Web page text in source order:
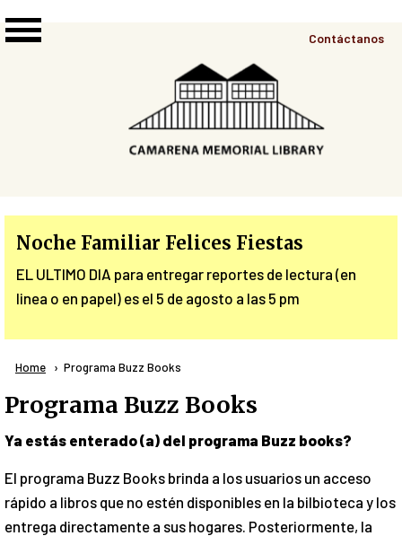
Top
Menu
Contáctanos
Noche Familiar Felices Fiestas
EL ULTIMO DIA para entregar reportes de lectura (en
linea o en papel) es el 5 de agosto a las 5 pm
Breadcrumb
Home Current:
Programa Buzz Books
Programa Buzz Books
Ya estás enterado (a) del programa Buzz books?
El programa Buzz Books brinda a los usuarios un acceso
rápido a libros que no estén disponibles en la bilbioteca y los
entrega directamente a sus hogares. Posteriormente, la